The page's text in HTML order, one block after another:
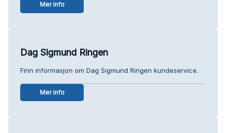
Mer info
Dag Sigmund Ringen
Finn informasjon om Dag Sigmund Ringen kundeservice.
Mer info